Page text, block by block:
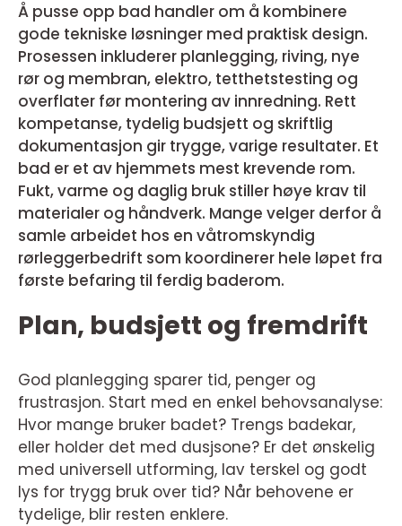
Å pusse opp bad handler om å kombinere
gode tekniske løsninger med praktisk design.
Prosessen inkluderer planlegging, riving, nye
rør og membran, elektro, tetthetstesting og
overflater før montering av innredning. Rett
kompetanse, tydelig budsjett og skriftlig
dokumentasjon gir trygge, varige resultater. Et
bad er et av hjemmets mest krevende rom.
Fukt, varme og daglig bruk stiller høye krav til
materialer og håndverk. Mange velger derfor å
samle arbeidet hos en våtromskyndig
rørleggerbedrift som koordinerer hele løpet fra
første befaring til ferdig baderom.
Plan, budsjett og fremdrift
God planlegging sparer tid, penger og
frustrasjon. Start med en enkel behovsanalyse:
Hvor mange bruker badet? Trengs badekar,
eller holder det med dusjsone? Er det ønskelig
med universell utforming, lav terskel og godt
lys for trygg bruk over tid? Når behovene er
tydelige, blir resten enklere.